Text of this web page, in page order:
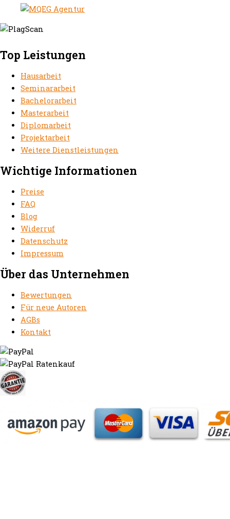
Top Leistungen
Hausarbeit
Seminararbeit
Bachelorarbeit
Masterarbeit
Diplomarbeit
Projektarbeit
Weitere Dienstleistungen
Wichtige Informationen
Preise
FAQ
Blog
Widerruf
Datenschutz
Impressum
Über das Unternehmen
Bewertungen
Für neue Autoren
AGBs
Kontakt